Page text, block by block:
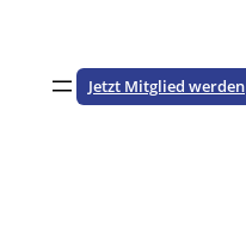
springen
Jetzt Mitglied werden